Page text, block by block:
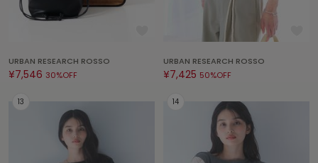
GELATO PIQUE CAT&DOG
ジェラート ピケ キャットアンドドッグ
グラミチ
URBAN RESEARCH ROSSO
¥7,546 30%OFF
URBAN RESEARCH ROSSO
¥7,425 50%OFF